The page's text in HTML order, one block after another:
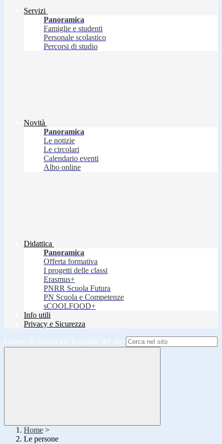
Servizi
Panoramica
Famiglie e studenti
Personale scolastico
Percorsi di studio
Novità
Panoramica
Le notizie
Le circolari
Calendario eventi
Albo online
Didattica
Panoramica
Offerta formativa
I progetti delle classi
Erasmus+
PNRR Scuola Futura
PN Scuola e Competenze
sCOOLFOOD+
Info utili
Privacy e Sicurezza
Campo di ricerca per le pagine del sito
Home >
Le persone